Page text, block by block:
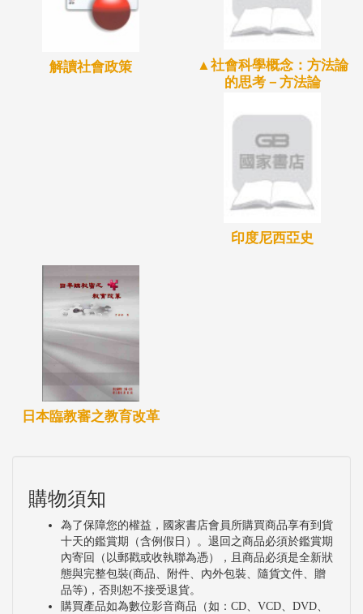
的歷史，並透過這樣的回顧與追尋，更加瞭解芝加哥
大學通識教育的實際運作面與前瞻性，同時也深入探
討社會科學通識教育的重要性。
解讀社會政策
▲社會科學概念：方法論
的思考－方法論
印度尼西亞史
日本臨教審之教育改革
購物須知
為了保障您的權益，國家書店會員所購買商品享有到貨
十天的鑑賞期（含例假日）。退回之商品必須於鑑賞期
內寄回（以郵戳或收執聯為憑），且商品必須是全新狀
態與完整包裝(商品、附件、內外包裝、隨貨文件、贈
品等)，否則恕不接受退貨。
購買產品如為數位影音商品（如：CD、VCD、DVD、